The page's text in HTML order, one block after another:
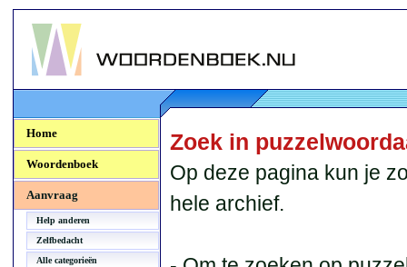
Woordenboek.NU
Home
Woordenboek
Aanvraag
Help anderen
Zelfbedacht
Alle categorieën
Zoek in
Op deze pagina kun je
hele archief.